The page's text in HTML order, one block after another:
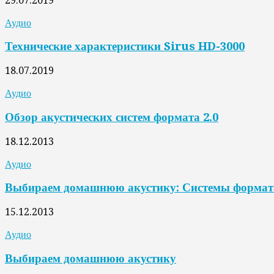
Аудио
Технические характеристики Sirus HD-3000
18.07.2019
Аудио
Обзор акустических систем формата 2.0
18.12.2013
Аудио
Выбираем домашнюю акустику: Системы
15.12.2013
Аудио
Выбираем домашнюю акустику